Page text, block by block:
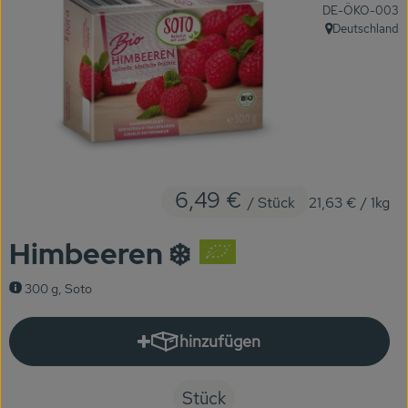
KARUSSELLE
Gutes aus Höhenberg
Einfach Bio
Obst & Gemüse
Tiefkühlprodukte
Feinkost
Himbeeren ❄️
300 g, Soto
6,49 € / Stück 21,63 € / 1kg
, Kontrollstelle:
DE-ÖKO-003
, Herkunft:
Deutschland
hinzufügen
Produkt zum Warenkorb
Stück